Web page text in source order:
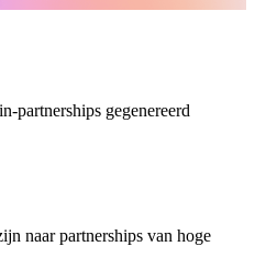
partnerships gegenereerd
naar partnerships van hoge